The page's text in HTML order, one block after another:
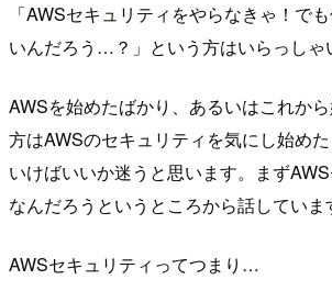
「AWSセキュリティをやらなきゃ！で
いんだろう…？」という方はいらっしゃ
AWSを始めたばかり、あるいはこれか
方はAWSのセキュリティを気にし始め
いけばいいか迷うと思います。まず
なんだろうというところから話していま
AWSセキュリティってつまり…